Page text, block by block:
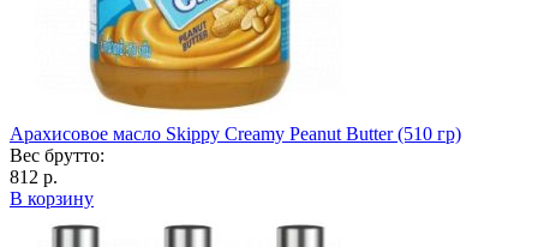
Арахисовое масло Skippy Creamy Peanut Butter (510 гр)
Вес брутто:
812 р.
В корзину